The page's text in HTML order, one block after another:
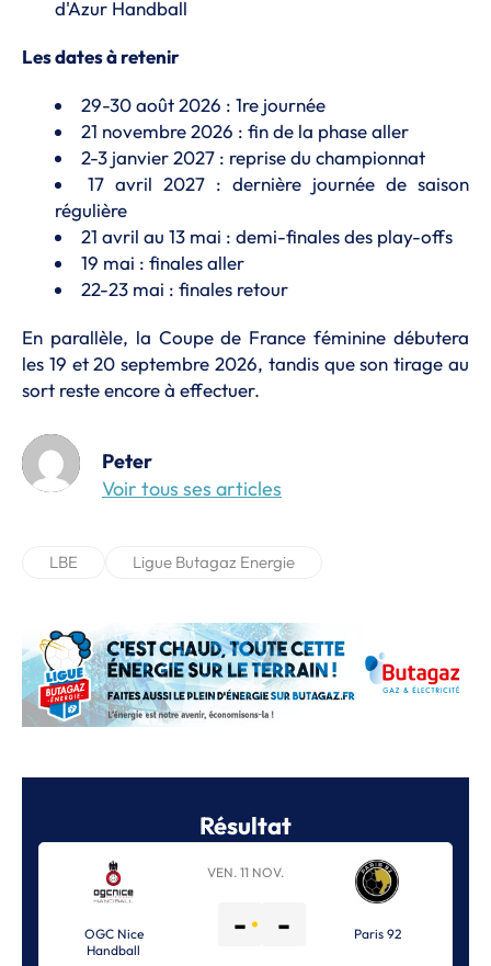
d'Azur Handball
Les dates à retenir
29-30 août 2026 : 1re journée
21 novembre 2026 : fin de la phase aller
2-3 janvier 2027 : reprise du championnat
17 avril 2027 : dernière journée de saison
régulière
21 avril au 13 mai : demi-finales des play-offs
19 mai : finales aller
22-23 mai : finales retour
En parallèle, la Coupe de France féminine débutera
les 19 et 20 septembre 2026, tandis que son tirage au
sort reste encore à effectuer.
Peter
Voir tous ses articles
LBE Ligue Butagaz Energie
Résultat
OGC Nice
Handball
VEN. 11 NOV.
- - Paris 92